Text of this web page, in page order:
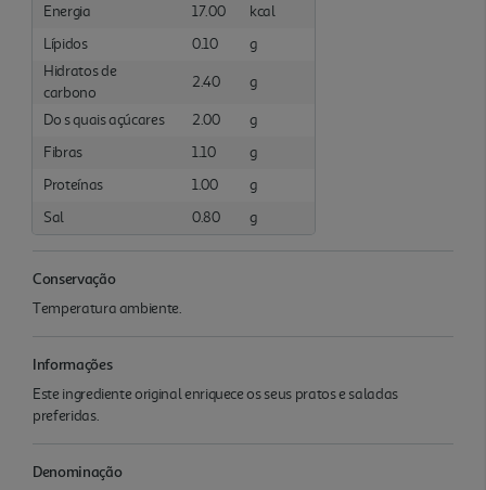
Energia
17.00
kcal
Lípidos
0.10
g
Hidratos de
carbono
2.40 g
Do s quais açúcares 2.00
g
Fibras
1.10
g
Proteínas
1.00
g
Sal
0.80 g
Conservação
Temperatura ambiente.
Informações
Este ingrediente original enriquece os seus pratos e saladas
preferidas.
Denominação